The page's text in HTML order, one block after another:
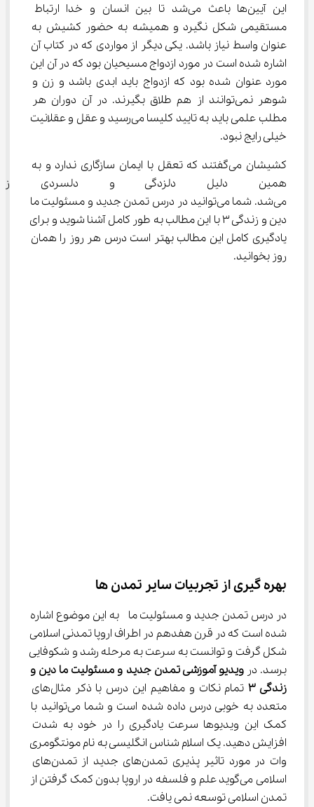
این آیین‌ها باعث می‌شد تا بین انسان و خدا ارتباط
مستقیمی شکل نگیرد و همیشه به حضور کشیش به
عنوان واسط نیاز باشد. یکی دیگر از مواردی که در کتاب آن
اشاره شده است در مورد ازدواج مسیحیان بود که در آن این
مورد عنوان شده بود که ازدواج باید ابدی باشد و زن و
شوهر نمی‌توانند از هم طلاق بگیرند. در آن دوران هر
مطلب علمی باید به تایید کلیسا می‌رسید و عقل و عقلانیت
خیلی رایج نبود.
کشیشان می‌گفتند که تعقل با ایمان سازگاری ندارد و به
همین دلیل دلزدگی و دلسردی
می‌شد. شما می‌توانید در درس تمدن جدید و مسئولیت ما
دین و زندگی ۳ با این مطالب به طور کامل آشنا شوید و برای
یادگیری کامل این مطالب بهتر است درس هر روز را همان
روز بخوانید.
بهره گیری از تجربیات سایر تمدن ها
در درس تمدن جدید و مسئولیت ما
به این موضوع اشاره
شده است که در قرن هفدهم در اطراف اروپا تمدنی اسلامی
شکل گرفت و توانست به سرعت به مرحله رشد و شکوفایی
برسد. در ویدیو آموزشی تمدن جدید و مسئولیت ما دین و
زندگی ۳
تمام نکات و مفاهیم این درس با ذکر مثال‌های
متعدد به خوبی درس داده شده است و شما می‌توانید با
کمک این ویدیوها سرعت یادگیری را در خود به شدت
افزایش دهید. یک اسلام شناس انگلیسی به نام مونتگومری
وات در مورد تاثیر پذیری تمدن‌های جدید از تمدن‌های
اسلامی می‌گوید علم و فلسفه در اروپا بدون کمک گرفتن از
تمدن اسلامی توسعه نمی یافت.